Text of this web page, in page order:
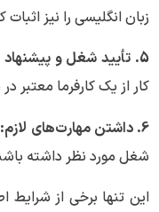
زبان انگلیسی را نیز اثبات
5. تأیید شغل و پیشنهاد کار:
کار از یک کارفرما معتبر
6. داشتن مهارت‌های لازم:
شغل مورد نظر داشته